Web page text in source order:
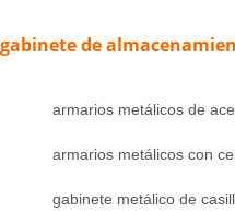
gabinete de
armarios metálicos de
armarios metálicos con
gabinete metálico de